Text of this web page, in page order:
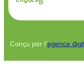
Conçu par l’agence